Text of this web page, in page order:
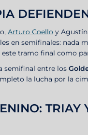
Arturo Coello y
en semifinales: nada
tramo final como
semifinal entre los
la lucha por la
TRIAY